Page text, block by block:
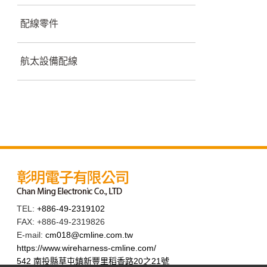
配線零件
航太設備配線
TEL:+886-49-2319102
FAX: +886-49-2319826
E-mail:cm018@cmline.com.tw
https://www.wireharness-cmline.com/
542 南投縣草屯鎮新豐里稻香路20之21號